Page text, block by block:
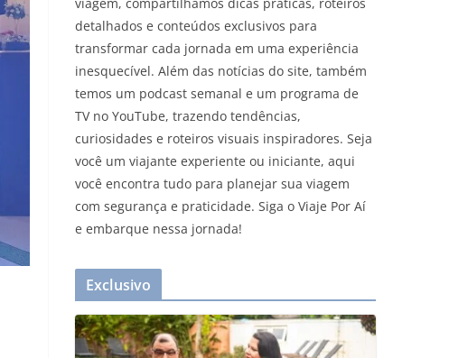
detalhados e conteúdos exclusivos para
transformar cada jornada em uma experiência
inesquecível. Além das notícias do site, também
temos um podcast semanal e um programa de
TV no YouTube, trazendo tendências,
curiosidades e roteiros visuais inspiradores. Seja
você um viajante experiente ou iniciante, aqui
você encontra tudo para planejar sua viagem
com segurança e praticidade. Siga o Viaje Por Aí
e embarque nessa jornada!
Exclusivo